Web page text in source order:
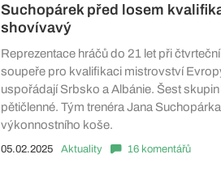
Suchopárek před losem
shovívavý
Reprezentace hráčů do 21 let při
soupeře pro kvalifikaci mistrovství
uspořádají Srbsko a Albánie. Šest
pětičlenné. Tým trenéra Jana
výkonnostního koše.
05.02.2025 Aktuality 16 komentářů